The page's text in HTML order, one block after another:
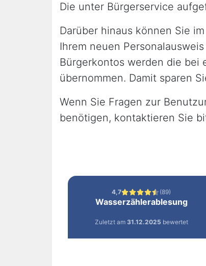
Die unter Bürgerservice
Darüber hinaus können Sie
Ihrem neuen
Bürgerkontos werden die bei
übernommen. Damit sparen
Wenn Sie Fragen zur
benötigen, kontaktieren Sie